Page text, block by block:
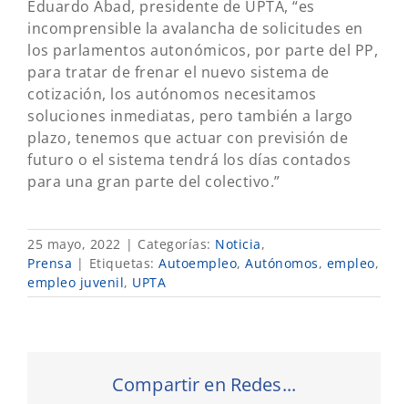
Eduardo Abad, presidente de UPTA, “es
incomprensible la avalancha de solicitudes en
los parlamentos autonómicos, por parte del PP,
para tratar de frenar el nuevo sistema de
cotización, los autónomos necesitamos
soluciones inmediatas, pero también a largo
plazo, tenemos que actuar con previsión de
futuro o el sistema tendrá los días contados
para una gran parte del colectivo.”
25 mayo, 2022 | Categorías: Noticia,
Prensa | Etiquetas: Autoempleo, Autónomos, empleo,
empleo juvenil, UPTA
Compartir en Redes...